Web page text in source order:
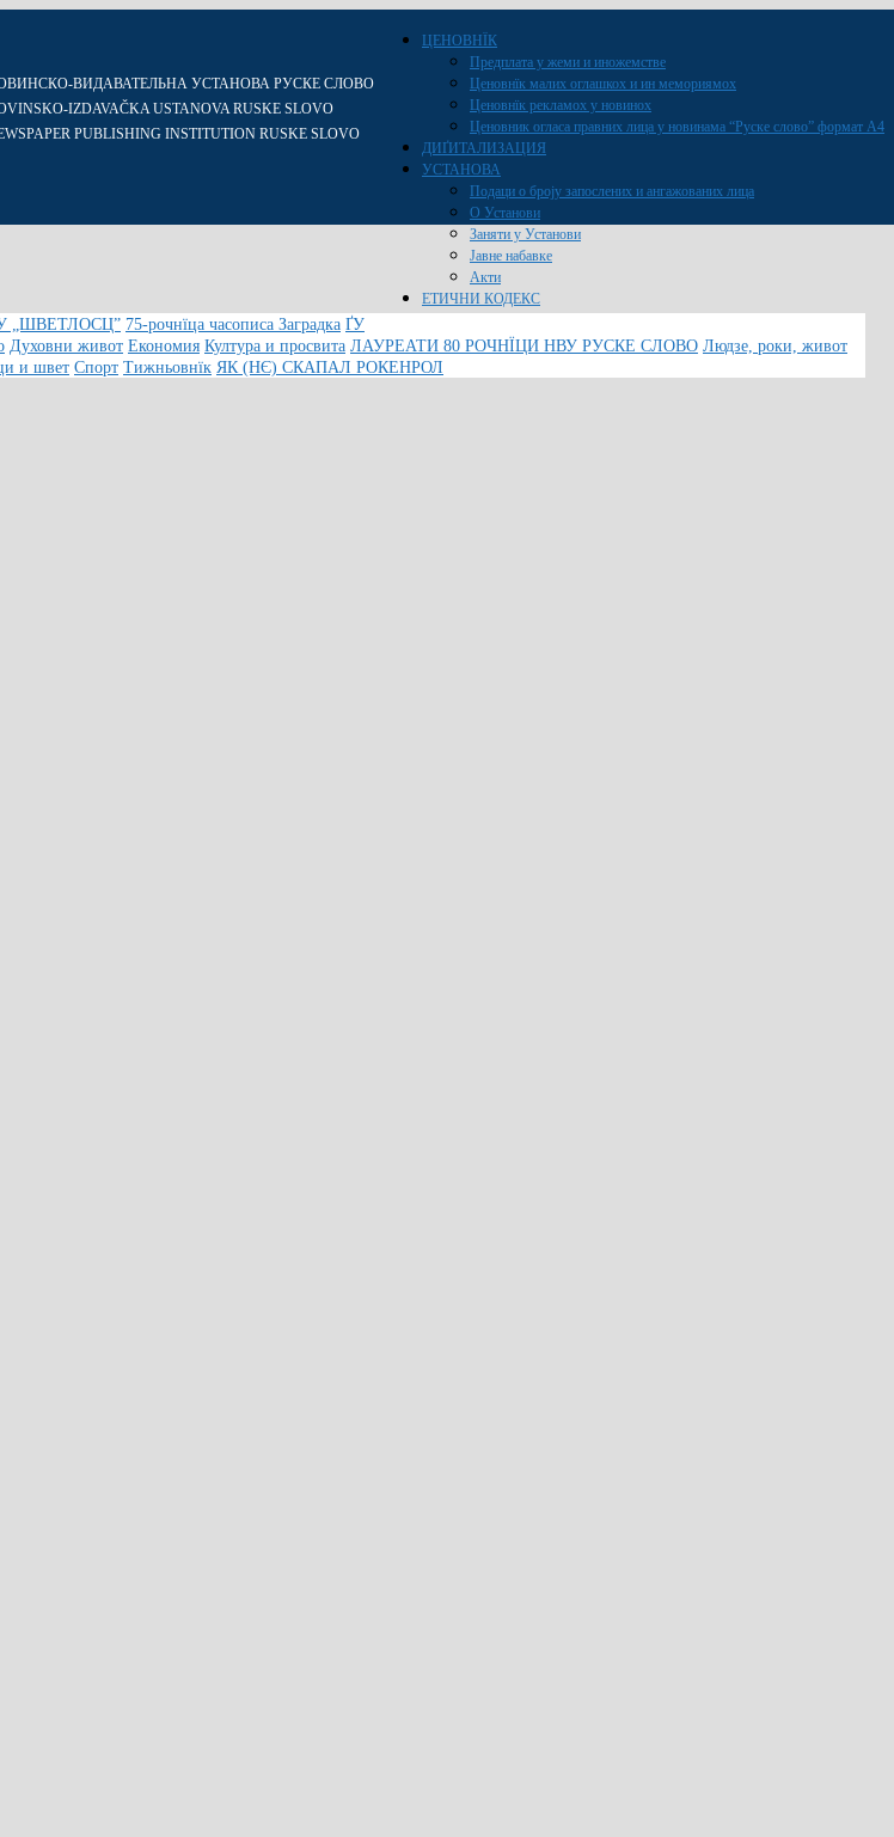
ЦЕНОВНЇК
Предплата у жеми и иножемстве
Ценовнїк малих оглашкох и ин мемориямох
Ценовнїк рекламох у новинох
Ценовник огласа правних лица у новинама “Руске слово” формат A4
ДИҐИТАЛИЗАЦИЯ
УСТАНОВА
Подаци о броју запослених и ангажованих лица
О Установи
Заняти у Установи
Јавне набавке
Акти
ЕТИЧНИ КОДЕКС
ВИДАВАТЕЛЬНА УСТАНОВА РУСКЕ СЛОВО
IZDAVAČKA USTANOVA RUSKE SLOVO
PUBLISHING INSTITUTION RUSKE SLOVO
„ШВЕТЛОСЦ” 75-рочнїца часописа Заградка ҐУ
Духовни живот Економия Култура и просвита ЛАУРЕАТИ 80 РОЧНЇЦИ НВУ РУСКЕ СЛОВО Людзе, роки, живот
и швет Спорт Тижньовнїк ЯК (НЄ) СКАПАЛ РОКЕНРОЛ